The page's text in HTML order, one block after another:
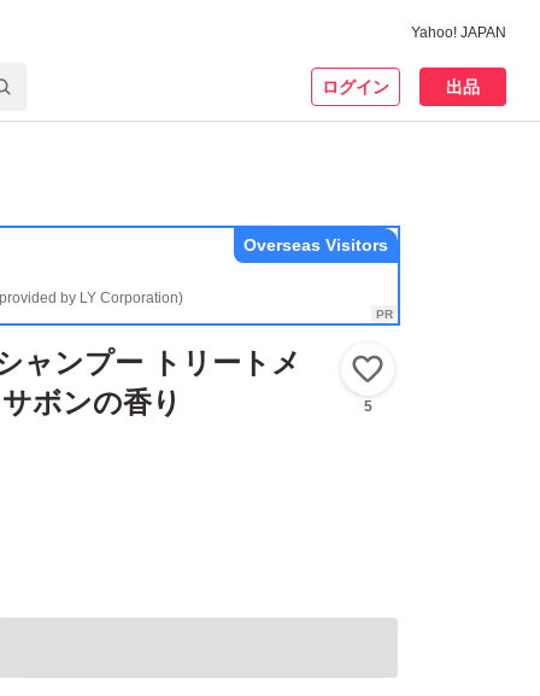
Yahoo! JAPAN
ログイン 出品
by LY Corporation)
Overseas Visitors
ャンプー トリートメ
ボンの香り
5